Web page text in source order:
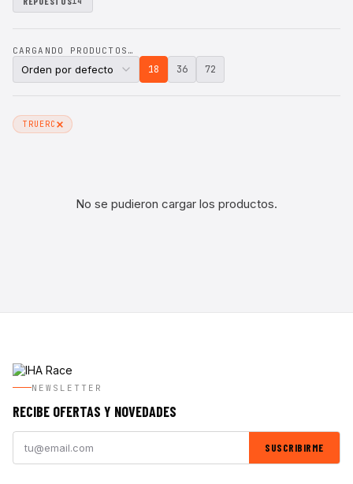
CARGANDO PRODUCTOS…
18 36 72
TRUERC
No se pudieron cargar los productos.
NEWSLETTER
RECIBE OFERTAS Y NOVEDADES
SUSCRIBIRME